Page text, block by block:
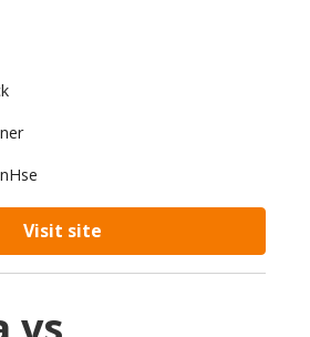
Visit site